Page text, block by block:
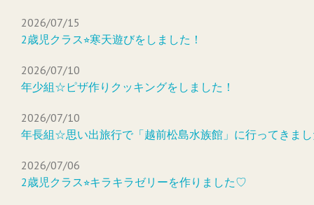
2026/07/15
2歳児クラス⭐︎寒天遊びをしました！
2026/07/10
年少組☆ピザ作りクッキングをしました！
2026/07/10
年長組☆思い出旅行で「越前松島水族館」に行ってきま
2026/07/06
2歳児クラス⭐︎キラキラゼリーを作りました♡